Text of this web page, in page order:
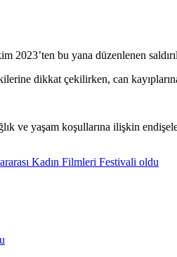
2023’ten bu yana düzenlenen
dikkat çekilirken, can
ve yaşam koşullarına ilişkin
Kadın Filmleri Festivali oldu